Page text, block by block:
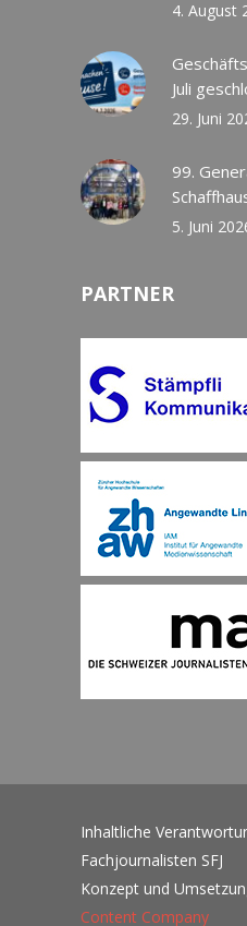
4. August
Juli
29. Juni
99.
5. Juni
PARTNER
Inhaltliche
Fachjournalisten SFJ
Konzept und
Content Company